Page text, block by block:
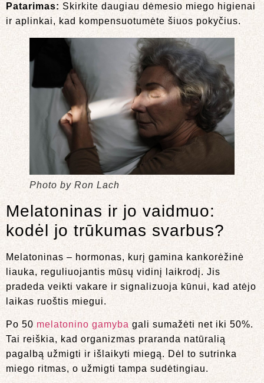
Patarimas: Skirkite daugiau dėmesio miego higienai
ir aplinkai, kad kompensuotumėte šiuos pokyčius.
Photo by Ron Lach
Melatoninas ir jo vaidmuo:
kodėl jo trūkumas svarbus?
Melatoninas – hormonas, kurį gamina kankorėžinė
liauka, reguliuojantis mūsų vidinį laikrodį. Jis
pradeda veikti vakare ir signalizuoja kūnui, kad atėjo
laikas ruoštis miegui.
Po 50 melatonino gamyba gali sumažėti net iki 50%.
Tai reiškia, kad organizmas praranda natūralią
pagalbą užmigti ir išlaikyti miegą. Dėl to sutrinka
miego ritmas, o užmigti tampa sudėtingiau.